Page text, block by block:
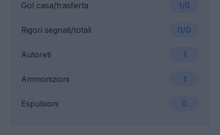
Gol casa/trasferta 1/0
Ammonizioni 1
Rigori segnati/totali 0/0
Espulsioni 0
Autoreti 1